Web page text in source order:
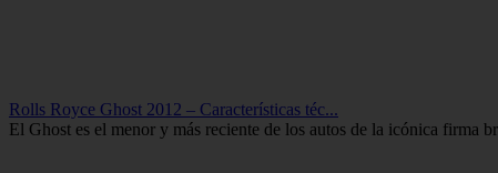
Rolls Royce Ghost 2012 – Características téc...
El Ghost es el menor y más reciente de los autos de la icónica